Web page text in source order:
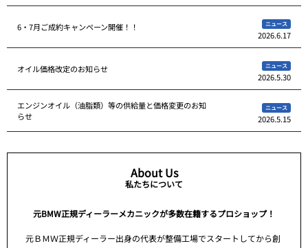
6・7月ご成約キャンペーン開催！！ ニュース
2026.6.17
オイル価格改定のお知らせ ニュース
2026.5.30
エンジンオイル（油脂類）等の供給量と価格変更のお知
らせ
ニュース
2026.5.15
About Us
私たちについて
元BMW正規ディーラーメカニックが多数在籍するプロショップ！
元ＢＭＷ正規ディーラー出身の代表が整備工場でスタートしてから創